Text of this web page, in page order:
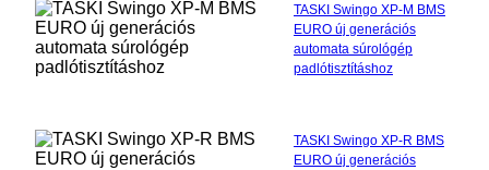
TASKI Swingo XP-M BMS
EURO új generációs
automata súrológép
padlótisztításhoz
TASKI Swingo XP-R BMS
EURO új generációs